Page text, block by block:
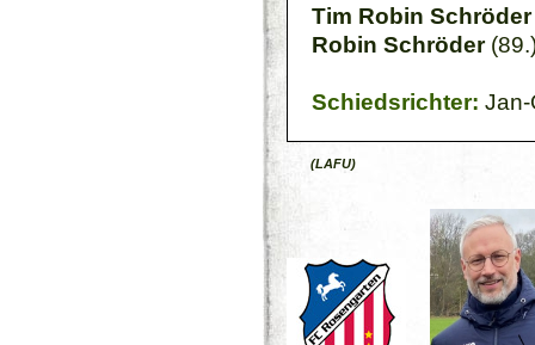
Tim Robin Schröder
Robin Schröder
Schiedsrichter: Jan-
(LAFU)